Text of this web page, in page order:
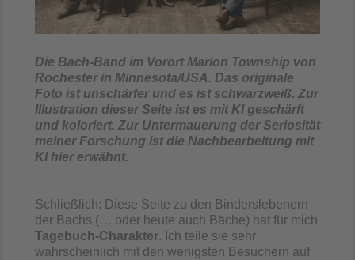
Die Bach-Band im Vorort Marion Township von
Rochester in Minnesota/USA. Das originale
Foto ist unschärfer und es ist schwarzweiß. Zur
Illustration dieser Seite ist es mit KI geschärft
und koloriert. Zur Untermauerung der Seriosität
meiner Forschung ist die Nachbearbeitung mit
KI hier erwähnt.
Schließlich: Diese Seite zu den Binderslebenern
der Bachs (… oder heute auch Bäche) hat für mich
Tagebuch-Charakter. Ich teile sie sehr
wahrscheinlich mit den wenigsten Besuchern auf